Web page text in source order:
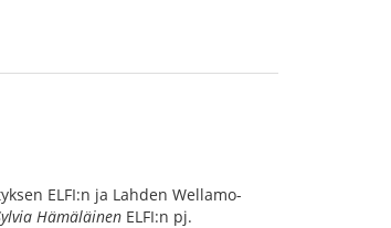
ELFI:n ja Lahden Wellamo-
Hämäläinen ELFI:n pj.